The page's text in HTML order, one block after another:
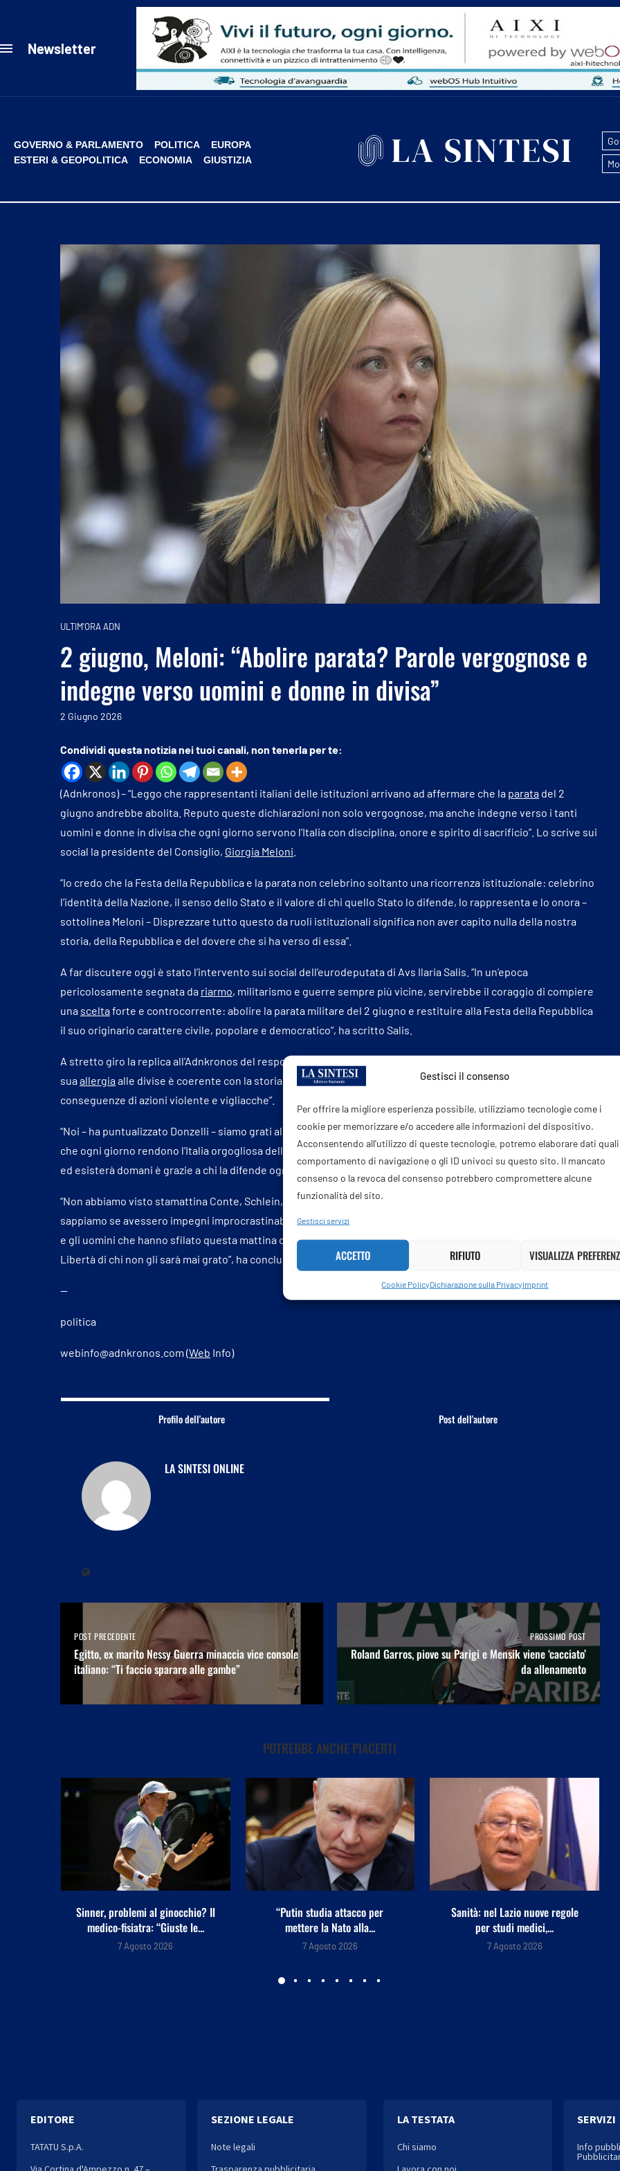
Gestisci il consenso
Per offrire la migliore esperienza possibile, utilizziamo tecnologie come i
cookie per memorizzare e/o accedere alle informazioni del dispositivo.
Acconsentendo all'utilizzo di queste tecnologie, potremo elaborare dati
comportamento di navigazione o gli ID univoci su questo sito. Il mancato
consenso o la revoca del consenso potrebbero compromettere alcune
funzionalità del sito.
Gestisci servizi
ACCETTO RIFIUTO VISUALIZZA
Cookie PolicyDichiarazione sulla PrivacyImprint
Newsletter
GOVERNO & PARLAMENTO POLITICA
EUROPA
ESTERI & GEOPOLITICA
ECONOMIA GIUSTIZIA
ULTIM'ORA ADN
2 giugno, Meloni: “Abolire parata? Parole vergognose e
indegne verso uomini e donne in divisa”
2 Giugno 2026
Condividi questa notizia nei tuoi canali, non tenerla per te:
(Adnkronos) – “Leggo che rappresentanti italiani delle istituzioni arrivano ad affermare che la parata del 2
giugno andrebbe abolita. Reputo queste dichiarazioni non solo vergognose, ma anche indegne verso i tanti
uomini e donne in divisa che ogni giorno servono l’Italia con disciplina, onore e spirito di sacrificio”. Lo scrive sui
social la presidente del Consiglio, Giorgia Meloni
“Io credo che la Festa della Repubblica e la parata non celebrino soltanto una ricorrenza istituzionale: celebrino
l’identità della Nazione, il senso dello Stato e il valore di chi quello Stato lo difende, lo rappresenta e lo onora –
sottolinea Meloni – Disprezzare tutto questo da ruoli istituzionali significa non aver capito nulla della nostra
storia, della Repubblica e del dovere che si ha verso di essa”.
A far discutere oggi è stato l’intervento sui social dell’eurodeputata di Avs Ilaria Salis. “In un’epoca
pericolosamente segnata da riarmo, militarismo e guerre sempre più vicine, servirebbe il coraggio di compiere
una sceltaforte e controcorrente: abolire la parata militare del 2 giugno e restituire alla Festa della Repubblica
il suo originario carattere civile, popolare e democratico”, ha scritto Salis.
A stretto giro la replica all’Adnkronos del responsabile organizzazione di Fratelli d’Italia, Giovanni
suaallergiaalle divise è coerente con la storia di chi si è candidato in Parlamentoper scappare dalle
conseguenze di azioni violente e vigliacche”.
“Noi – ha puntualizzato Donzelli – siamo grati alle donne e agli uomini, in divisa e non, che hanno sfilato oggi e
che ogni giorno rendono l’Italia orgogliosa delle proprie azioni nel mondo. Se la Repubblica italianaesiste oggi
ed esisterà domani è grazie a chi la difende ogni giorno”.
“Non abbiamo visto stamattina Conte, Schlein, Fratoianni, Bonelli, Boldrini a festeggiare
sappiamo se avessero impegni improcrastinabili o se la pensano come Ilaria Salis. Sappiamo però che le donne
e gli uomini che hanno sfilato questa mattina continueranno a difendere la Repubblica italiana anche per la
Libertà di chi non gli sarà mai grato”, ha concluso il deputato di Fdi.
—
politica
webinfo@adnkronos.com (Web Info)
Profilo dell'autore Post dell'autore
LA SINTESI ONLINE
POST PRECEDENTE
Egitto, ex marito Nessy Guerra minaccia vice console
italiano: “Ti faccio sparare alle gambe”
PROSSIMO POST
Roland Garros, piove su Parigi e Mensik viene ‘cacciato’
da allenamento
POTREBBE ANCHE PIACERTI
“Putin studia attacco per
mettere la Nato alla...
7 Agosto 2026
Sanità: nel Lazio nuove regole
per studi medici,...
7 Agosto 2026
L’Argentina si schiera con
Infantino: “Governance
trasparente e...
EDITORE
TATATU S.p.A.
SEZIONE LEGALE
Note legali
LA TESTATA
Chi siamo
SERVIZI
Info